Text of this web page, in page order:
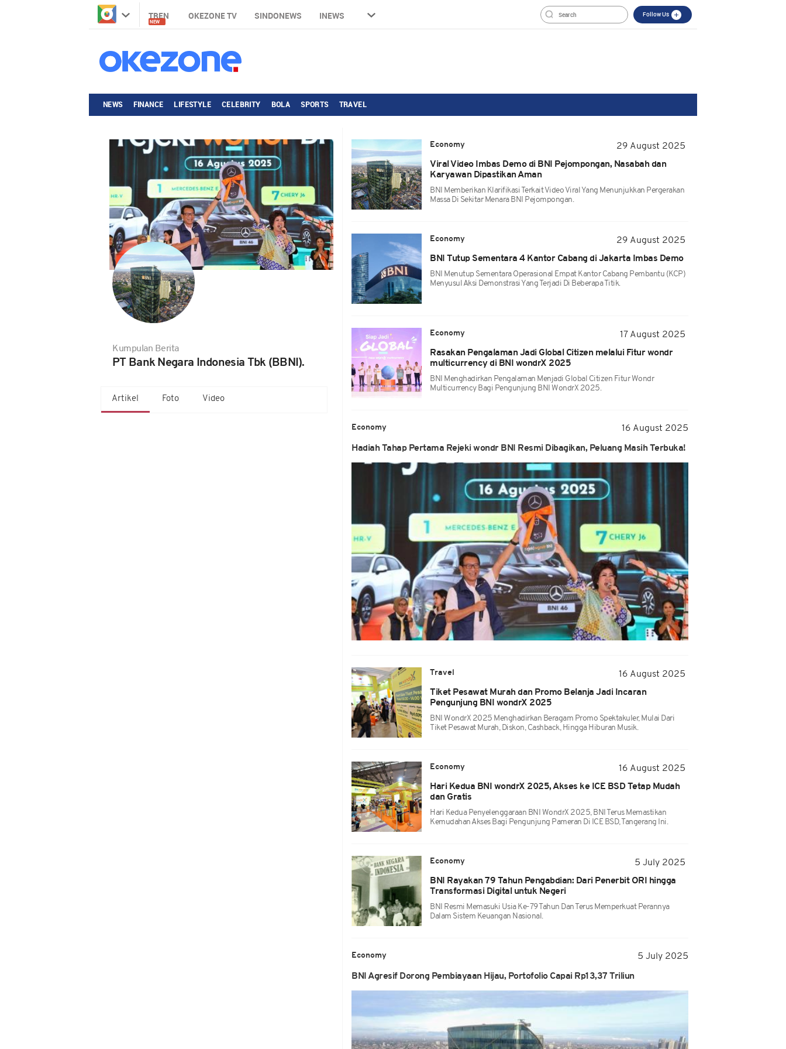
TREN
NEW
OKEZONE TV SINDONEWS INEWS Follow Us
NEWS FINANCE LIFESTYLE CELEBRITY BOLA SPORTS TRAVEL
Kumpulan Berita
PT Bank Negara Indonesia Tbk (BBNI).
Artikel Foto Video
Economy
29 August 2025
Viral Video Imbas Demo di BNI Pejompongan, Nasabah dan
Karyawan Dipastikan Aman
BNI Memberikan Klarifikasi Terkait Video Viral Yang Menunjukkan Pergerakan
Massa Di Sekitar Menara BNI Pejompongan.
Economy
29 August 2025
BNI Tutup Sementara 4 Kantor Cabang di Jakarta Imbas Demo
BNI Menutup Sementara Operasional Empat Kantor Cabang Pembantu (KCP)
Menyusul Aksi Demonstrasi Yang Terjadi Di Beberapa Titik.
Economy
17 August 2025
Rasakan Pengalaman Jadi Global Citizen melalui Fitur wondr
multicurrency di BNI wondrX 2025
BNI Menghadirkan Pengalaman Menjadi Global Citizen Fitur Wondr
Multicurrency Bagi Pengunjung BNI WondrX 2025.
Economy 16 August 2025
Hadiah Tahap Pertama Rejeki wondr BNI Resmi Dibagikan, Peluang Masih Terbuka!
Travel
16 August 2025
Tiket Pesawat Murah dan Promo Belanja Jadi Incaran
Pengunjung BNI wondrX 2025
BNI WondrX 2025 Menghadirkan Beragam Promo Spektakuler, Mulai Dari
Tiket Pesawat Murah, Diskon, Cashback, Hingga Hiburan Musik.
Economy
16 August 2025
Hari Kedua BNI wondrX 2025, Akses ke ICE BSD Tetap Mudah
dan Gratis
Hari Kedua Penyelenggaraan BNI WondrX 2025, BNI Terus Memastikan
Kemudahan Akses Bagi Pengunjung Pameran Di ICE BSD, Tangerang Ini.
Economy
5 July 2025
BNI Rayakan 79 Tahun Pengabdian: Dari Penerbit ORI hingga
Transformasi Digital untuk Negeri
BNI Resmi Memasuki Usia Ke-79 Tahun Dan Terus Memperkuat Perannya
Dalam Sistem Keuangan Nasional.
Economy 5 July 2025
BNI Agresif Dorong Pembiayaan Hijau, Portofolio Capai Rp13,37 Triliun